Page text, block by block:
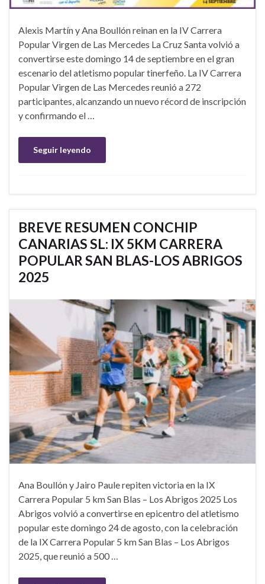
Alexis Martín y Ana Boullón reinan en la IV Carrera
Popular Virgen de Las Mercedes La Cruz Santa volvió a
convertirse este domingo 14 de septiembre en el gran
escenario del atletismo popular tinerfeño. La IV Carrera
Popular Virgen de Las Mercedes reunió a 272
participantes, alcanzando un nuevo récord de inscripción
y confirmando el …
Seguir leyendo
BREVE RESUMEN CONCHIP
CANARIAS SL: IX 5KM CARRERA
POPULAR SAN BLAS-LOS ABRIGOS
2025
Ana Boullón y Jairo Paule repiten victoria en la IX
Carrera Popular 5 km San Blas – Los Abrigos 2025 Los
Abrigos volvió a convertirse en epicentro del atletismo
popular este domingo 24 de agosto, con la celebración
de la IX Carrera Popular 5 km San Blas – Los Abrigos
2025, que reunió a 500 …